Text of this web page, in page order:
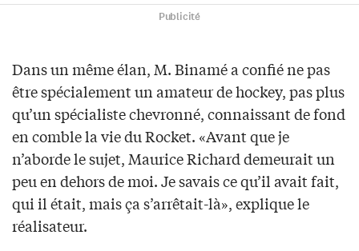
Publicité
Dans un même élan, M. Binamé a confié ne pas
être spécialement un amateur de hockey, pas plus
qu’un spécialiste chevronné, connaissant de fond
en comble la vie du Rocket. «Avant que je
n’aborde le sujet, Maurice Richard demeurait un
peu en dehors de moi. Je savais ce qu’il avait fait,
qui il était, mais ça s’arrêtait-là», explique le
réalisateur.